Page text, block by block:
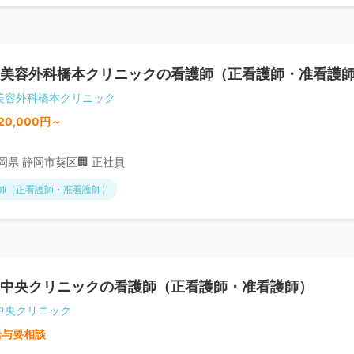
容外科橋本クリニックの看護師（正看護師・准看護
容外科橋本クリニック
円～
県 静岡市葵区🏢 正社員
（正看護師・准看護師）
央クリニックの看護師（正看護師・准看護師）
央クリニック
要相談